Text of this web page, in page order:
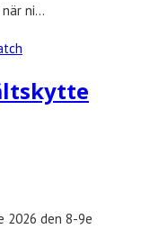
ni…
den 8-9e